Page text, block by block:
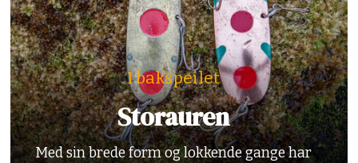
I bakspeilet
Storauren
Med sin brede form og lokkende gange har